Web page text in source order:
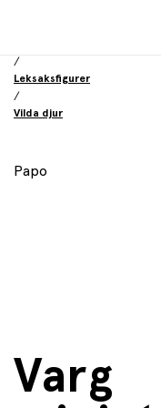
/
Leksaksfigurer
/
Vilda djur
Papo
Varg